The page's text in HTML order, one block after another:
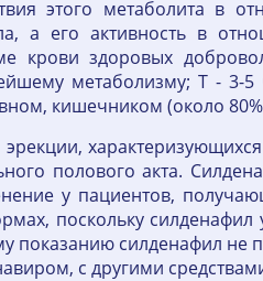
этого метаболита в
а его активность в
крови здоровых
метаболизму; T - 3-
кишечником (около
полового акта.
у пациентов,
поскольку силденафил
показанию силденафил
с другими